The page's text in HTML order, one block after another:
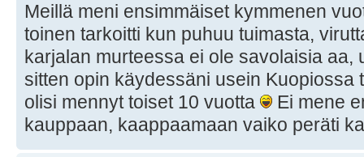
Meillä meni ensimmäiset kymmenen
toinen tarkoitti kun puhuu tuimasta,
karjalan murteessa ei ole savolaisia aa,
sitten opin käydessäni usein Kuopiossa
olisi mennyt toiset 10 vuotta
Ei mene
kauppaan, kaappaamaan vaiko peräti